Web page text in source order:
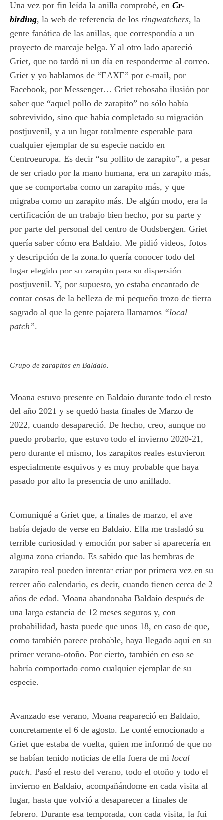
Una vez por fin leída la anilla comprobé, en Cr-
birding, la web de referencia de los ringwatchers, la
gente fanática de las anillas, que correspondía a un
proyecto de marcaje belga. Y al otro lado apareció
Griet, que no tardó ni un día en responderme al correo.
Griet y yo hablamos de “EAXE” por e-mail, por
Facebook, por Messenger… Griet rebosaba ilusión por
saber que “aquel pollo de zarapito” no sólo había
sobrevivido, sino que había completado su migración
postjuvenil, y a un lugar totalmente esperable para
cualquier ejemplar de su especie nacido en
Centroeuropa. Es decir “su pollito de zarapito”, a pesar
de ser criado por la mano humana, era un zarapito más,
que se comportaba como un zarapito más, y que
migraba como un zarapito más. De algún modo, era la
certificación de un trabajo bien hecho, por su parte y
por parte del personal del centro de Oudsbergen. Griet
quería saber cómo era Baldaio. Me pidió videos, fotos
y descripción de la zona.lo quería conocer todo del
lugar elegido por su zarapito para su dispersión
postjuvenil. Y, por supuesto, yo estaba encantado de
contar cosas de la belleza de mi pequeño trozo de tierra
sagrado al que la gente pajarera llamamos “local
patch”.
Grupo de zarapitos en Baldaio.
Moana estuvo presente en Baldaio durante todo el resto
del año 2021 y se quedó hasta finales de Marzo de
2022, cuando desapareció. De hecho, creo, aunque no
puedo probarlo, que estuvo todo el invierno 2020-21,
pero durante el mismo, los zarapitos reales estuvieron
especialmente esquivos y es muy probable que haya
pasado por alto la presencia de uno anillado.
Comuniqué a Griet que, a finales de marzo, el ave
había dejado de verse en Baldaio. Ella me trasladó su
terrible curiosidad y emoción por saber si aparecería en
alguna zona criando. Es sabido que las hembras de
zarapito real pueden intentar criar por primera vez en su
tercer año calendario, es decir, cuando tienen cerca de 2
años de edad. Moana abandonaba Baldaio después de
una larga estancia de 12 meses seguros y, con
probabilidad, hasta puede que unos 18, en caso de que,
como también parece probable, haya llegado aquí en su
primer verano-otoño. Por cierto, también en eso se
habría comportado como cualquier ejemplar de su
especie.
Avanzado ese verano, Moana reapareció en Baldaio,
concretamente el 6 de agosto. Le conté emocionado a
Griet que estaba de vuelta, quien me informó de que no
se habían tenido noticias de ella fuera de mi local
patch. Pasó el resto del verano, todo el otoño y todo el
invierno en Baldaio, acompañándome en cada visita al
lugar, hasta que volvió a desaparecer a finales de
febrero. Durante esa temporada, con cada visita, la fui